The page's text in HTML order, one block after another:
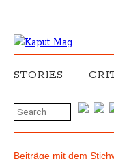
STORIES
Beiträge mit dem